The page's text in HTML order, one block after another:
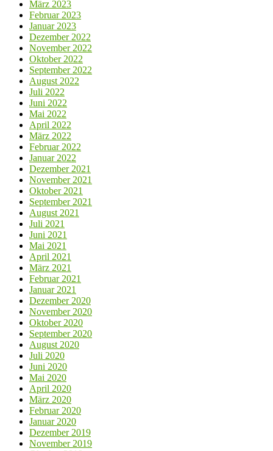
März 2023
Februar 2023
Januar 2023
Dezember 2022
November 2022
Oktober 2022
September 2022
August 2022
Juli 2022
Juni 2022
Mai 2022
April 2022
März 2022
Februar 2022
Januar 2022
Dezember 2021
November 2021
Oktober 2021
September 2021
August 2021
Juli 2021
Juni 2021
Mai 2021
April 2021
März 2021
Februar 2021
Januar 2021
Dezember 2020
November 2020
Oktober 2020
September 2020
August 2020
Juli 2020
Juni 2020
Mai 2020
April 2020
März 2020
Februar 2020
Januar 2020
Dezember 2019
November 2019